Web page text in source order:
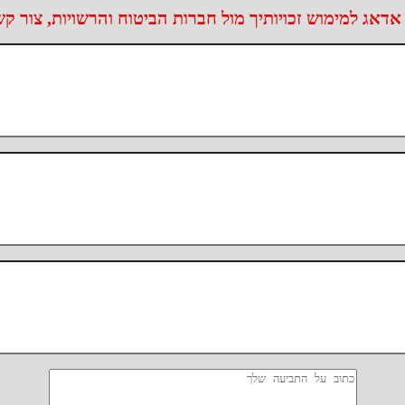
אדאג למימוש זכויותיך מול חברות הביטוח והרשויות, צור